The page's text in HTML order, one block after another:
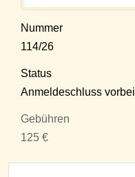
Nummer
114/26
Status
Anmeldeschluss vorbei
Gebühren
125 €